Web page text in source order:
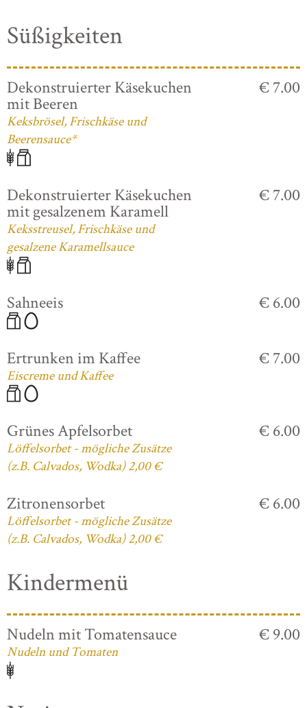
Süßigkeiten
Dekonstruierter Käsekuchen
mit Beeren
Keksbrösel, Frischkäse und
Beerensauce*
€ 7.00
Dekonstruierter Käsekuchen
mit gesalzenem Karamell
Keksstreusel, Frischkäse und
gesalzene Karamellsauce
€ 7.00
Sahneeis € 6.00
Ertrunken im Kaffee
Eiscreme und Kaffee
€ 7.00
Grünes Apfelsorbet
Löffelsorbet - mögliche Zusätze
(z.B. Calvados, Wodka) 2,00 €
€ 6.00
Zitronensorbet
Löffelsorbet - mögliche Zusätze
(z.B. Calvados, Wodka) 2,00 €
€ 6.00
Kindermenü
Nudeln mit Tomatensauce
Nudeln und Tomaten
€ 9.00